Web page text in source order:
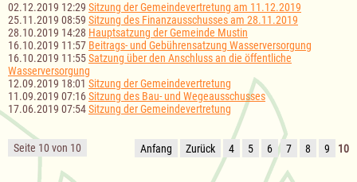
02.12.2019 12:29 Sitzung der Gemeindevertretung am 11.12.2019
25.11.2019 08:59 Sitzung des Finanzausschusses am 28.11.2019
28.10.2019 14:28 Hauptsatzung der Gemeinde Mustin
16.10.2019 11:57 Beitrags- und Gebührensatzung Wasserversorgung
16.10.2019 11:55Satzung über den Anschluss an die öffentliche
Wasserversorgung
12.09.2019 18:01 Sitzung der Gemeindevertretung
11.09.2019 07:16Sitzung des Bau- und Wegeausschusses
17.06.2019 07:54Sitzung der Gemeindevertretung
Seite 10 von 10 Anfang Zurück 4 5 6 7 8 9 10